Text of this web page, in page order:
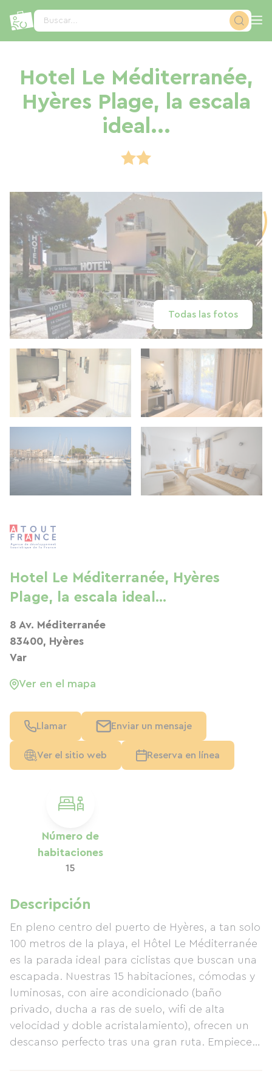
Buscar...
Hotel Le Méditerranée,
Hyères Plage, la escala
ideal...
Todas las fotos
Número de
habitaciones
15
Descripción
En pleno centro del puerto de Hyères, a tan solo
100 metros de la playa, el Hôtel Le Méditerranée
es la parada ideal para ciclistas que buscan una
escapada. Nuestras 15 habitaciones, cómodas y
luminosas, con aire acondicionado (baño
privado, ducha a ras de suelo, wifi de alta
velocidad y doble acristalamiento), ofrecen un
descanso perfecto tras una gran ruta. Empiece
Hotel Le Méditerranée, Hyères
Plage, la escala ideal...
8 Av. Méditerranée
83400, Hyères
Var
Ver en el mapa
Llamar Enviar un mensaje
Ver el sitio web Reserva en línea
Panel de gestión de cookies